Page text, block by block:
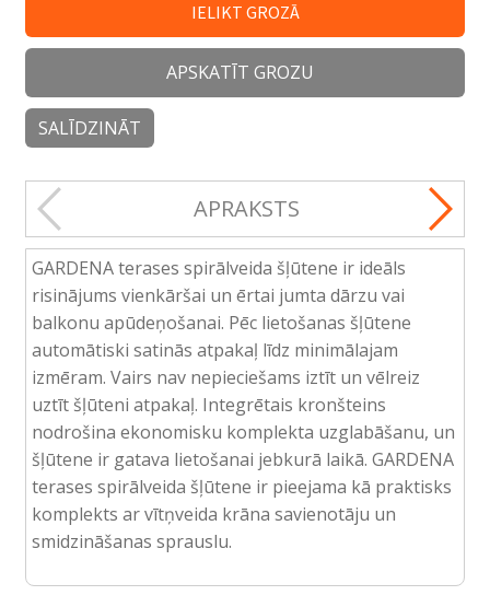
IELIKT GROZĀ
APSKATĪT GROZU
SALĪDZINĀT
APRAKSTS
GARDENA terases spirālveida šļūtene ir ideāls
risinājums vienkāršai un ērtai jumta dārzu vai
balkonu apūdeņošanai. Pēc lietošanas šļūtene
automātiski satinās atpakaļ līdz minimālajam
izmēram. Vairs nav nepieciešams iztīt un vēlreiz
uztīt šļūteni atpakaļ. Integrētais kronšteins
nodrošina ekonomisku komplekta uzglabāšanu, un
šļūtene ir gatava lietošanai jebkurā laikā. GARDENA
terases spirālveida šļūtene ir pieejama kā praktisks
komplekts ar vītņveida krāna savienotāju un
smidzināšanas sprauslu.